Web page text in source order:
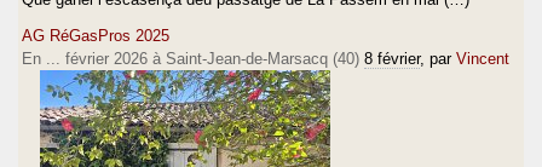
AG RéGasPros 2025
En ... février 2026 à Saint-Jean-de-Marsacq (40) 8 février, par Vincent